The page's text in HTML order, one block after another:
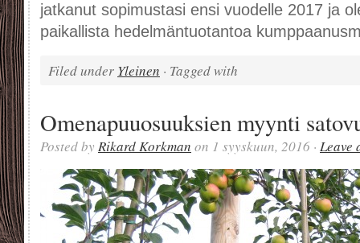
jatkanut sopimustasi ensi vuodelle 2017 ja
paikallista hedelmäntuotantoa
Filed under Yleinen · Tagged with
Omenapuuosuuksien myynti
Posted by Rikard Korkman on 1 syyskuun, 2016 · Leave